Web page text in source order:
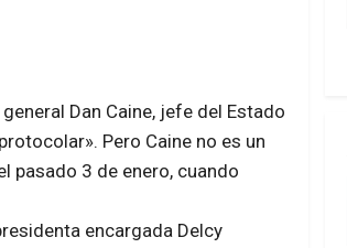
Dan Caine, jefe del Estado
Pero Caine no es un
pasado 3 de enero, cuando
encargada Delcy